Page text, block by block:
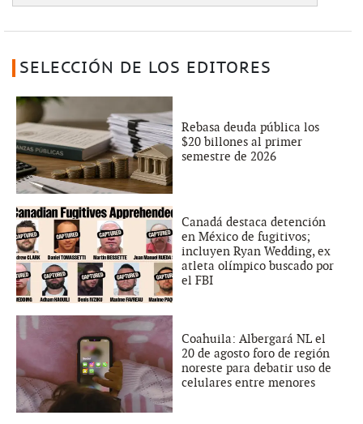
SELECCIÓN DE LOS EDITORES
Rebasa deuda pública los
$20 billones al primer
semestre de 2026
Canadá destaca detención
en México de fugitivos;
incluyen Ryan Wedding, ex
atleta olímpico buscado por
el FBI
Coahuila: Albergará NL el
20 de agosto foro de región
noreste para debatir uso de
celulares entre menores